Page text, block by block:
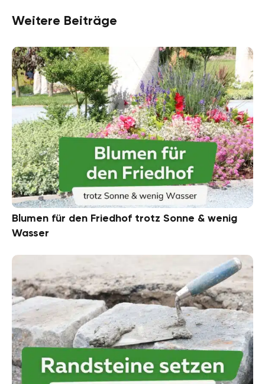
Weitere Beiträge
Blumen für den Friedhof trotz Sonne & wenig
Wasser